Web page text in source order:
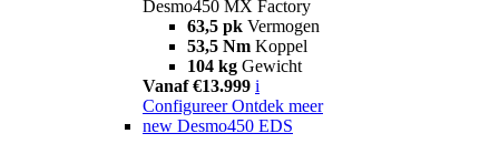
Desmo450 MX Factory
63,5 pk Vermogen
53,5 Nm Koppel
104 kg Gewicht
Vanaf €13.999 i
Configureer Ontdek meer
new Desmo450 EDS